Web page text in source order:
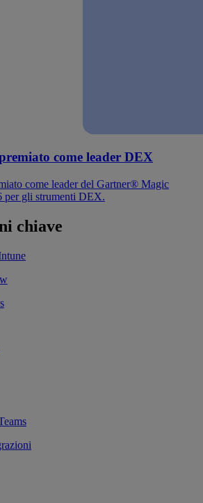
come leader DEX
come leader del Gartner® Magic
gli strumenti DEX.
chiave